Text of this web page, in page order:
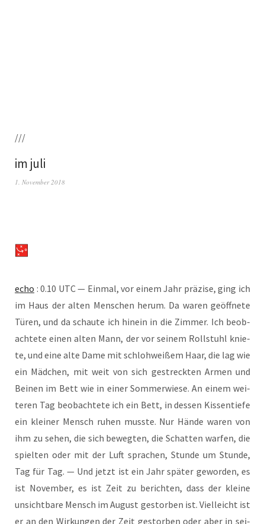
///
im juli
1. November 2018
echo : 0.10 UTC — Ein­mal, vor einem Jahr prä­zi­se, ging ich
im Haus der alten Men­schen her­um. Da waren geöff­ne­te
Türen, und da schau­te ich hin­ein in die Zim­mer. Ich beob­
ach­te­te einen alten Mann, der vor sei­nem Roll­stuhl knie­
te, und eine alte Dame mit schloh­wei­ßem Haar, die lag wie
ein Mäd­chen, mit weit von sich gestreck­ten Armen und
Bei­nen im Bett wie in einer Som­mer­wie­se. An einem wei­
te­ren Tag beob­ach­te­te ich ein Bett, in des­sen Kis­sen­tie­fe
ein klei­ner Mensch ruhen muss­te. Nur Hän­de waren von
ihm zu sehen, die sich beweg­ten, die Schat­ten war­fen, die
spiel­ten oder mit der Luft spra­chen, Stun­de um Stun­de,
Tag für Tag. — Und jetzt ist ein Jahr spä­ter gewor­den, es
ist Novem­ber, es ist Zeit zu berich­ten, dass der klei­ne
unsicht­ba­re Mensch im August gestor­ben ist. Viel­leicht ist
er an den Wir­kun­gen der Zeit gestor­ben oder aber in sei­